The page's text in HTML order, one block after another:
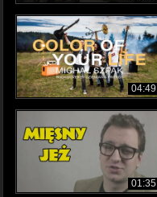
04:49
01:35